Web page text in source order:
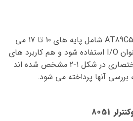
این پورت در میکروکنترلر AT89C51 شامل پایه های 10 تا 17 می
باشد و هم می تواند به عنوان I/O استفاده شود و هم کاربرد های
دیگری دارد که با حروف اختصاری در شکل 1-2 مشخص شده اند
آنها پرداخته می شود.